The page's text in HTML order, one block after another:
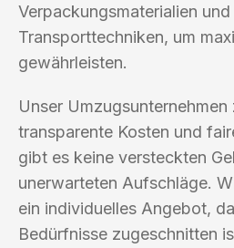
Verpackungsmaterialien
Transporttechniken, um
gewährleisten.
Unser
transparente Kosten und
gibt es keine versteckten
unerwarteten Aufschläge.
ein individuelles Angebot,
Bedürfnisse zugeschnitten